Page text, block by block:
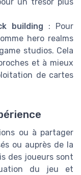
building : Pour
hero realms
studios. Cela
et à mieux
de cartes
ou à partager
ou auprès de la
des joueurs sont
du jeu et